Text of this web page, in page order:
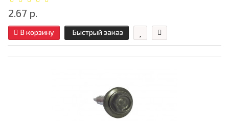
2.67 р.
В корзину Быстрый заказ